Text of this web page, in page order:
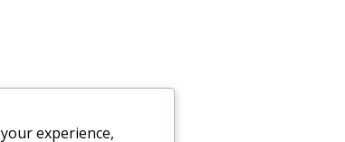
experience,